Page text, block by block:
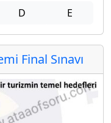
D E
Final Sınavı